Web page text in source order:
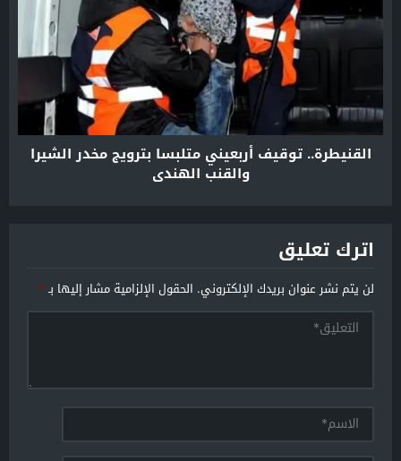
القنيطرة.. توقيف أربعيني متلبسا بترويج مخدر الشيرا
والقنب الهندي
اترك تعليق
لن يتم نشر عنوان بريدك الإلكتروني. الحقول الإلزامية مشار إليها بـ*